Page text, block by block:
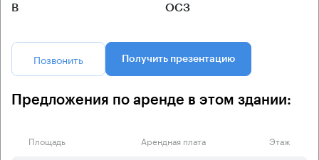
B ОСЗ
Позвонить Получить презентацию
Предложения по аренде в этом здании:
Площадь Арендная плата Этаж